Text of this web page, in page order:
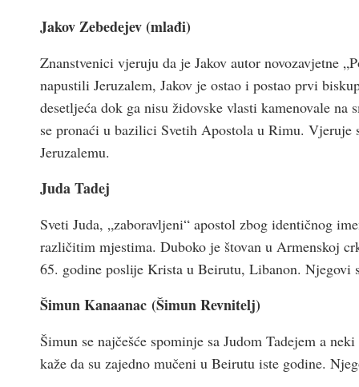
Jakov Zebedejev (mlađi)
Znanstvenici vjeruju da je Jakov autor novozavjetne
napustili Jeruzalem, Jakov je ostao i postao prvi
desetljeća dok ga nisu židovske vlasti kamenovale
se pronaći u bazilici Svetih Apostola u Rimu. Vjeruje
Jeruzalemu.
Juda Tadej
Sveti Juda, „zaboravljeni“ apostol zbog identičnog
različitim mjestima. Duboko je štovan u Armenskoj
65. godine poslije Krista u Beirutu, Libanon. Njegovi
Šimun Kanaanac (Šimun Revnitelj)
Šimun se najčešće spominje sa Judom Tadejem a
kaže da su zajedno mučeni u Beirutu iste godine.